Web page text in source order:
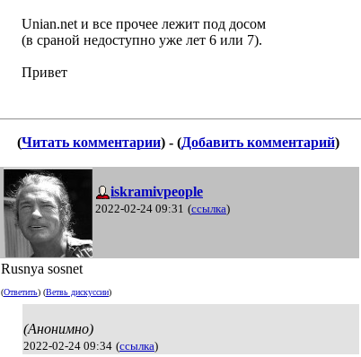
Unian.net и все прочее лежит под досом
(в сраной недоступно уже лет 6 или 7).
Привет
(Читать комментарии) - (Добавить комментарий)
iskramivpeople
2022-02-24 09:31 (ссылка)
Rusnya sosnet
(Ответить) (Ветвь дискуссии)
(Анонимно)
2022-02-24 09:34 (ссылка)